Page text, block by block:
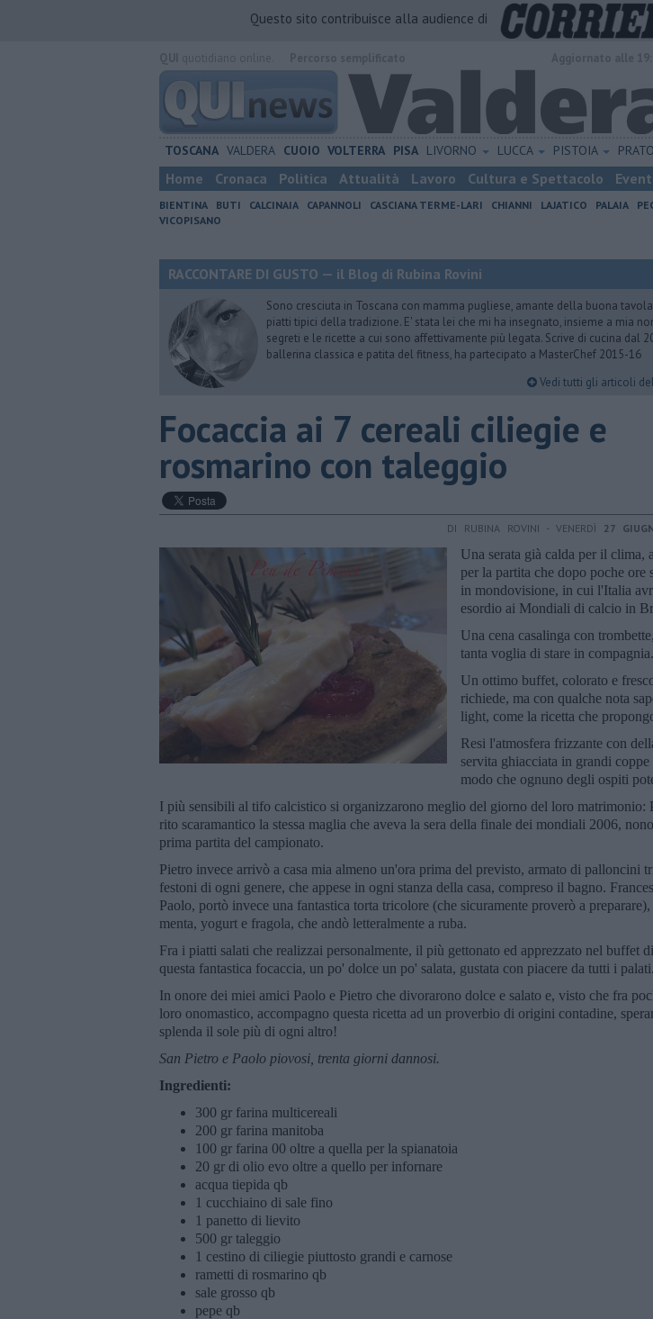
Questo sito contribuisce alla audience di
TOSCANA VALDERA CUOIO VOLTERRA PISA LIVORNO LUCCA PISTOIA PRATO
Home Cronaca Politica Attualità Lavoro Cultura e Spettacolo
BIENTINA BUTI CALCINAIA CAPANNOLI CASCIANA TERME-LARI CHIANNI LAJATICO PALAIA
VICOPISANO
RACCONTARE DI GUSTO — il Blog di Rubina Rovini
Sono cresciuta in Toscana con mamma pugliese, amante della buona
piatti tipici della tradizione. E' stata lei che mi ha insegnato, insieme a mia
segreti e le ricette a cui sono affettivamente più legata. Scrive di cucina dal
ballerina classica e patita del fitness, ha partecipato a MasterChef 2015-16
Vedi tutti gli articoli
Focaccia ai 7 cereali ciliegie e
rosmarino con taleggio
DI RUBINA ROVINI - VENERDÌ 27
Una serata già calda per il clima,
per la partita che dopo poche ore
in mondovisione, in cui l'Italia
esordio ai Mondiali di calcio in
Una cena casalinga con
tanta voglia di stare in compagnia.
Un ottimo buffet, colorato e
richiede, ma con qualche nota
light, come la ricetta che
Resi l'atmosfera frizzante con
servita ghiacciata in grandi
modo che ognuno degli ospiti
I più sensibili al tifo calcistico si organizzarono meglio del giorno del loro matrimonio:
rito scaramantico la stessa maglia che aveva la sera della finale dei mondiali 2006,
prima partita del campionato.
Pietro invece arrivò a casa mia almeno un'ora prima del previsto, armato di palloncini
festoni di ogni genere, che appese in ogni stanza della casa, compreso il bagno.
Paolo, portò invece una fantastica torta tricolore (che sicuramente proverò a preparare),
menta, yogurt e fragola, che andò letteralmente a ruba.
Fra i piatti salati che realizzai personalmente, il più gettonato ed apprezzato nel buffet
questa fantastica focaccia, un po' dolce un po' salata, gustata con piacere da tutti i palati.
In onore dei miei amici Paolo e Pietro che divorarono dolce e salato e, visto che fra
loro onomastico, accompagno questa ricetta ad un proverbio di origini contadine,
splenda il sole più di ogni altro!
San Pietro e Paolo piovosi, trenta giorni dannosi.
Ingredienti:
300 gr farina multicereali
200 gr farina manitoba
100 gr farina 00 oltre a quella per la spianatoia
20 gr di olio evo oltre a quello per infornare
acqua tiepida qb
1 cucchiaino di sale fino
1 panetto di lievito
500 gr taleggio
1 cestino di ciliegie piuttosto grandi e carnose
rametti di rosmarino qb
sale grosso qb
pepe qb